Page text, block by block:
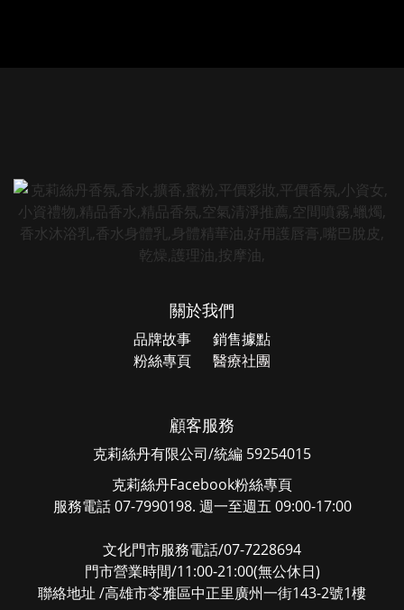
關於我們
品牌故事 銷售據點
粉絲專頁 醫療社團
顧客服務
克莉絲丹有限公司/統編 59254015
克莉絲丹Facebook粉絲專頁
服務電話 07-7990198. 週一至週五 09:00-17:00
文化門市服務電話/07-7228694
門市營業時間/11:00-21:00(無公休日)
聯絡地址 /高雄市苓雅區中正里廣州一街143-2號1樓